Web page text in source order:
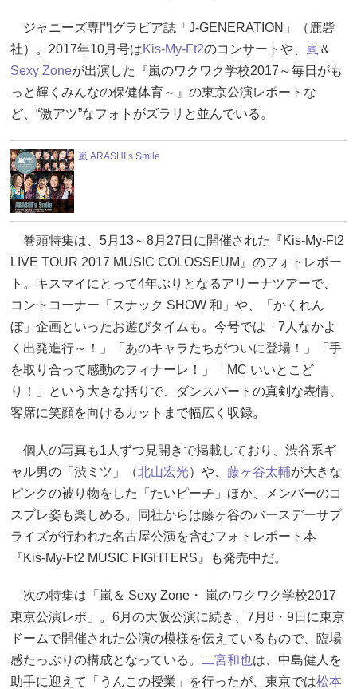
ジャニーズ専門グラビア誌「J-GENERATION」（鹿砦
社）。2017年10月号はKis-My-Ft2のコンサートや、 嵐 ＆
Sexy Zoneが出演した『嵐のワクワク学校2017～毎日がも
っと輝くみんなの保健体育～』の東京公演レポートな
ど、“激アツ”なフォトがズラリと並んでいる。
嵐 ARASHI’s Smile
巻頭特集は、5月13～8月27日に開催された『Kis-My-Ft2
LIVE TOUR 2017 MUSIC COLOSSEUM』のフォトレポー
ト。キスマイにとって4年ぶりとなるアリーナツアーで、
コントコーナー「スナック SHOW 和」や、「かくれん
ぼ」企画といったお遊びタイムも。今号では「7人なかよ
く出発進行～！」「あのキャラたちがついに登場！」「手
を取り合って感動のフィナーレ！」「MC いいとこど
り！」という大きな括りで、ダンスパートの真剣な表情、
客席に笑顔を向けるカットまで幅広く収録。
個人の写真も1人ずつ見開きで掲載しており、渋谷系ギ
ャル男の「渋ミツ」（北山宏光）や、 藤ヶ谷太輔が大きな
ピンクの被り物をした「たいピーチ」ほか、メンバーのコ
スプレ姿も楽しめる。同社からは藤ヶ谷のバースデーサプ
ライズが行われた名古屋公演を含むフォトレポート本
『Kis-My-Ft2 MUSIC FIGHTERS』も発売中だ。
次の特集は「嵐＆ Sexy Zone・ 嵐のワクワク学校2017
東京公演レポ」。6月の大阪公演に続き、7月8・9日に東京
ドームで開催された公演の模様を伝えているもので、臨場
感たっぷりの構成となっている。
二宮和也は、中島健人を
助手に迎えて「うんこの授業」を行ったが、東京では松本